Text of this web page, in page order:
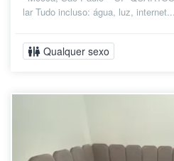
lar Tudo incluso: água, luz, internet...
Qualquer sexo